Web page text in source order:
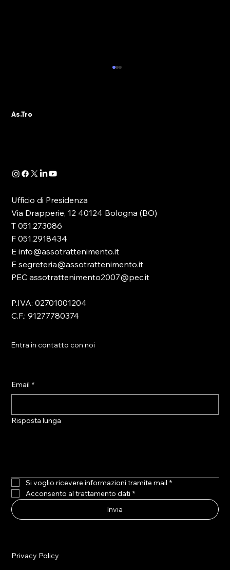
MAGGIORE (BO)
principale nella discussione, soprattutto
As.Tro
Ufficio di Presidenza
Via Drapperie, 12 40124 Bologna (BO)
T 051.273086
F 051.2918434
E info@assotrattenimento.it
E segreteria@assotrattenimento.it
PEC assotrattenimento2007@pec.it
P.IVA: 02701001204
C.F.: 91277780374
Entra in contatto con noi
Email *
Risposta lunga
Si voglio ricevere informazioni tramite mail *
Acconsento al trattamento dati *
Invia
Privacy Policy